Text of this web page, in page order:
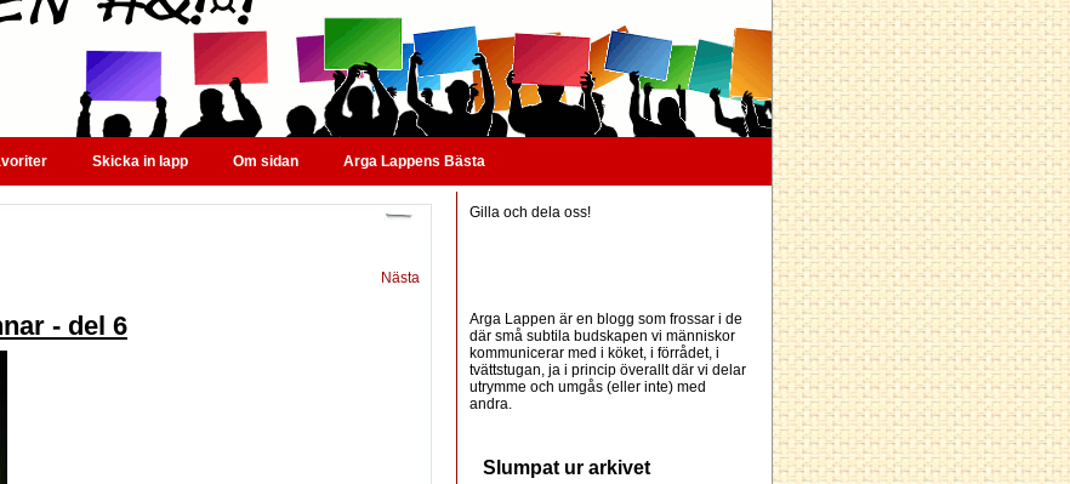
Skicka in lapp Om sidan Arga Lappens Bästa
Nästa
- del 6
Gilla och dela oss!
Arga Lappen är en blogg som frossar i de
där små subtila budskapen vi människor
kommunicerar med i köket, i förrådet, i
tvättstugan, ja i princip överallt där vi delar
utrymme och umgås (eller inte) med
andra.
Slumpat ur arkivet